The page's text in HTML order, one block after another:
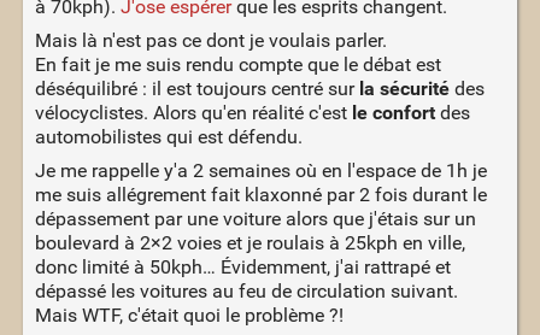
à 70kph). J'ose espérerque les esprits changent.
Mais là n'est pas ce dont je voulais parler.
En fait je me suis rendu compte que le débat est
déséquilibré : il est toujours centré sur la sécuritédes
vélocyclistes. Alors qu'en réalité c'est le confortdes
automobilistes qui est défendu.
Je me rappelle y'a 2 semaines où en l'espace de 1h je
me suis allégrement fait klaxonné par 2 fois durant le
dépassement par une voiture alors que j'étais sur un
boulevard à 2×2 voies et je roulais à 25kph en ville,
donc limité à 50kph… Évidemment, j'ai rattrapé et
dépassé les voitures au feu de circulation suivant.
Mais WTF, c'était quoi le problème ?!